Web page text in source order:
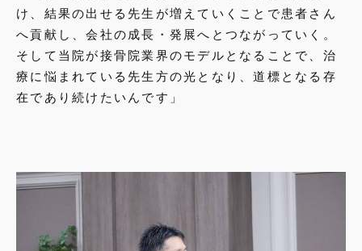
け、結果の出せる先生が増えていくことで患者さん
へ貢献し、会社の成長・発展へとつながっていく。
そして当院が接骨院業界のモデルとなることで、治
療に悩まれている先生方の光となり、道標となる存
在であり続けたいんです」